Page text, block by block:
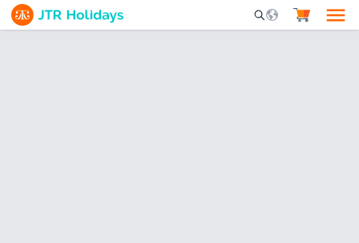
Mobile Search